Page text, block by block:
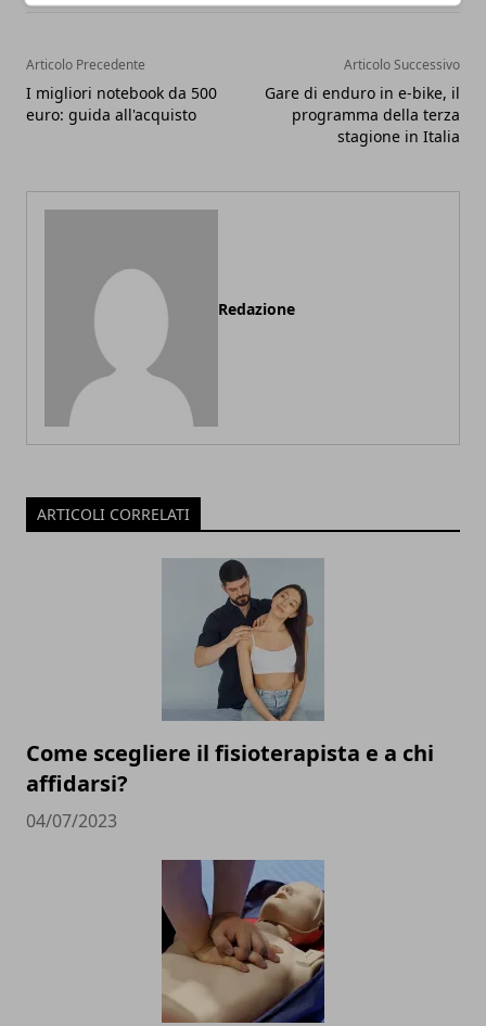
Articolo Precedente
I migliori notebook da 500
euro: guida all'acquisto
Articolo Successivo
Gare di enduro in e-bike, il
programma della terza
stagione in Italia
Redazione
ARTICOLI CORRELATI
Come scegliere il fisioterapista e a chi
affidarsi?
04/07/2023